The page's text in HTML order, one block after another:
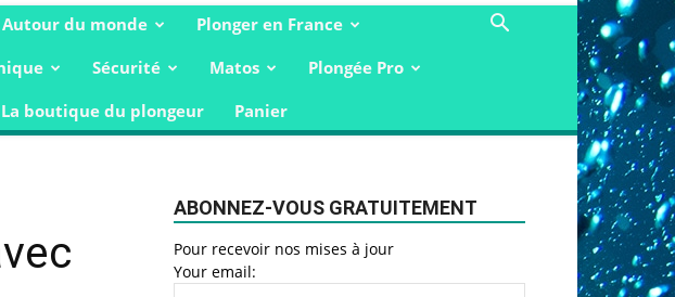
Autour du monde
Plonger en France
Sécurité Matos
Plongée Pro
La boutique du plongeur Panier
ABONNEZ-VOUS GRATUITEMENT
Pour recevoir nos mises à jour
Your email: